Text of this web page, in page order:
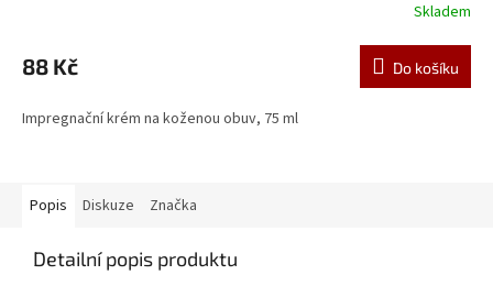
Skladem
88 Kč Do košíku
Impregnační krém na koženou obuv, 75 ml
Popis Diskuze Značka
Detailní popis produktu